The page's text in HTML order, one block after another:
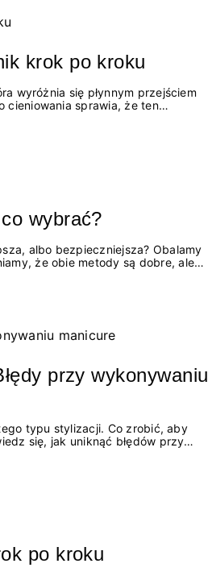
krok po kroku
wyróżnia się płynnym przejściem
cieniowania sprawia, że ten
wyrafinowanego wyglądu.
wybrać?
albo bezpieczniejsza? Obalamy
że obie metody są dobre, ale
przy wykonywaniu
typu stylizacji. Co zrobić, aby
się, jak uniknąć błędów przy
po kroku